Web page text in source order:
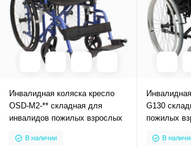
Инвалидная коляска кресло
OSD-M2-** складная для
инвалидов пожилых взрослых
В наличии
G130
пожилых
В